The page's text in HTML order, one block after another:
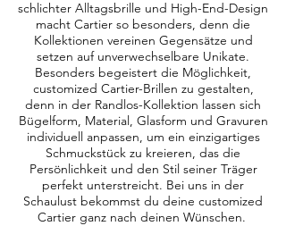
schlichter Alltagsbrille und High-End-Design
macht Cartier so besonders, denn die
Kollektionen vereinen Gegensätze und
setzen auf unverwechselbare Unikate.
Besonders begeistert die Möglichkeit,
customized Cartier-Brillen zu gestalten,
denn in der Randlos-Kollektion lassen sich
Bügelform, Material, Glasform und Gravuren
individuell anpassen, um ein einzigartiges
Schmuckstück zu kreieren, das die
Persönlichkeit und den Stil seiner Träger
perfekt unterstreicht. Bei uns in der
Schaulust bekommst du deine customized
Cartier ganz nach deinen Wünschen.